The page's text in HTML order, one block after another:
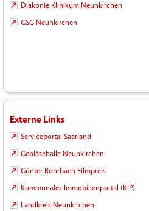
Diakonie Klinikum Neunkirchen
GSG Neunkirchen
Externe Links
Serviceportal Saarland
Gebläsehalle Neunkirchen
Günter Rohrbach Filmpreis
Kommunales Immobilienportal (KIP)
Landkreis Neunkirchen